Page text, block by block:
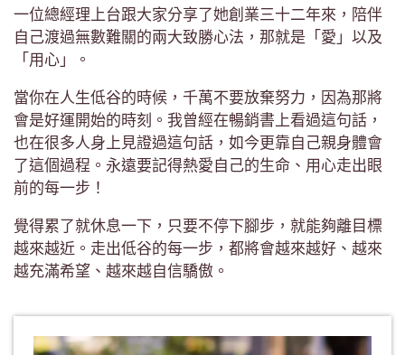
一位總經理上台跟大家分享了她創業三十二年來，陪伴
自己渡過無數難關的兩大致勝心法，那就是「愛」以及
「用心」。
當你在人生低谷的時候，千萬不要放棄努力，因為那將
會是好運開始的時刻。我曾經在暢銷書上看過這句話，
也在很多人身上見證過這句話，如今更靠自己親身體會
了這個過程。永遠要記得熱愛自己的生命、用心走出眼
前的每一步！
覺得累了就休息一下，只要不停下腳步，就能夠離目標
越來越近。走出低谷的每一步，都將會越來越好、越來
越充滿希望、越來越自信驕傲。